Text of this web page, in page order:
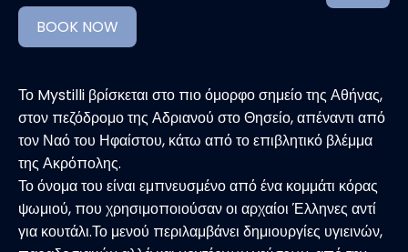
BOOK NOW
Το Mystilli βρίσκεται στο πιο όμορφο σημείο της Αθήνας,
στον πεζόδρομο της Αδριανού στο Θησείο, απέναντι από
τον Ναό του Ηφαίστου, κάτω από το επιβλητικό βλέμμα
της Ακρόπολης.
Το όνομα του είναι εμπνευσμένο από ένα κομμάτι κόρας
ψωμιού, που χρησιμοποιούσαν οι αρχαίοι Έλληνες αντί
για κουτάλι.Το μενού περιλαμβάνει δημιουργίες υγιεινών,